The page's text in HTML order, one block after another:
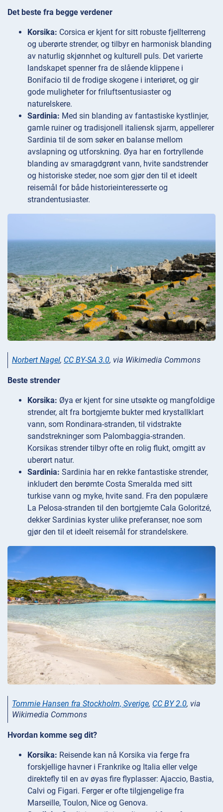
Det beste fra begge verdener
Korsika: Corsica er kjent for sitt robuste fjellterreng
og uberørte strender, og tilbyr en harmonisk blanding
av naturlig skjønnhet og kulturell puls. Det varierte
landskapet spenner fra de slående klippene i
Bonifacio til de frodige skogene i interiøret, og gir
gode muligheter for friluftsentusiaster og
naturelskere.
Sardinia: Med sin blanding av fantastiske kystlinjer,
gamle ruiner og tradisjonell italiensk sjarm, appellerer
Sardinia til de som søker en balanse mellom
avslapning og utforskning. Øya har en fortryllende
blanding av smaragdgrønt vann, hvite sandstrender
og historiske steder, noe som gjør den til et ideelt
reisemål for både historieinteresserte og
strandentusiaster.
Norbert Nagel, CC BY-SA 3.0, via Wikimedia Commons
Beste strender
Korsika: Øya er kjent for sine utsøkte og mangfoldige
strender, alt fra bortgjemte bukter med krystallklart
vann, som Rondinara-stranden, til vidstrakte
sandstrekninger som Palombaggia-stranden.
Korsikas strender tilbyr ofte en rolig flukt, omgitt av
uberørt natur.
Sardinia: Sardinia har en rekke fantastiske strender,
inkludert den berømte Costa Smeralda med sitt
turkise vann og myke, hvite sand. Fra den populære
La Pelosa-stranden til den bortgjemte Cala Goloritzé,
dekker Sardinias kyster ulike preferanser, noe som
gjør den til et ideelt reisemål for strandelskere.
Tommie Hansen fra Stockholm, Sverige, CC BY 2.0, via
Wikimedia Commons
Hvordan komme seg dit?
Korsika: Reisende kan nå Korsika via ferge fra
forskjellige havner i Frankrike og Italia eller velge
direktefly til en av øyas fire flyplasser: Ajaccio, Bastia,
Calvi og Figari. Ferger er ofte tilgjengelige fra
Marseille, Toulon, Nice og Genova.